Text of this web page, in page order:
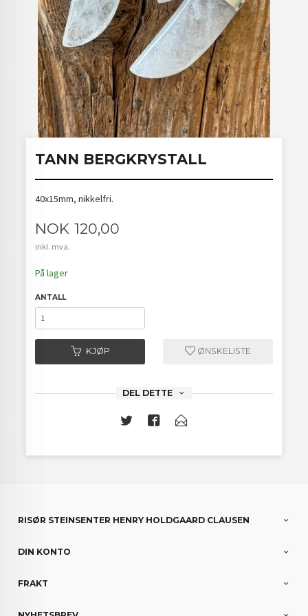
TANN BERGKRYSTALL
40x15mm, nikkelfri.
Pris
NOK 120,00
inkl. mva.
På lager
ANTALL
KJØP ØNSKELISTE
DEL DETTE
RISØR STEINSENTER HENRY HOLDGAARD CLAUSEN
DIN KONTO
FRAKT